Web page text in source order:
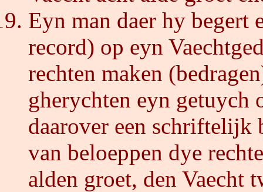
Eyn man daer hy begert
record) op eyn
rechten maken
gherychten eyn getuych
daarover een schriftelijk
van beloeppen dye
alden groet, den Vaecht